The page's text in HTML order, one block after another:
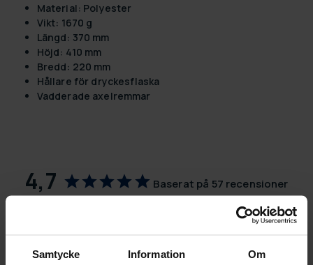
Samtycke Information Om
Material: Polyester
Vikt: 1670 g
Längd: 370 mm
Höjd: 410 mm
Bredd: 220 mm
Hållare för dryckesflaska
Vadderade axelremmar
4,7 Baserat på 57 recensioner
44